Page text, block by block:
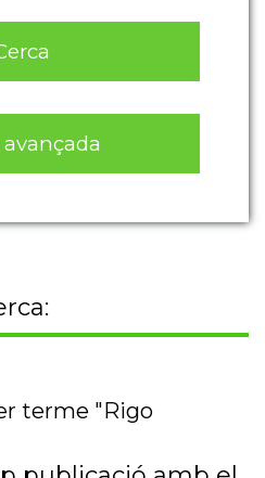
avançada
terme "Rigo